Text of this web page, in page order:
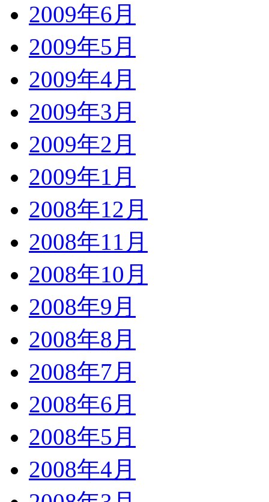
2009年6月
2009年5月
2009年4月
2009年3月
2009年2月
2009年1月
2008年12月
2008年11月
2008年10月
2008年9月
2008年8月
2008年7月
2008年6月
2008年5月
2008年4月